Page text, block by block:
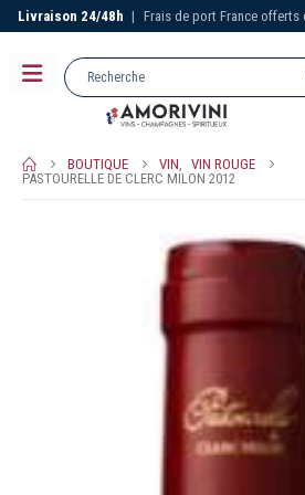
Livraison 24/48h | Frais de port France offerts
BOUTIQUE VIN, VIN ROUGE
PASTOURELLE DE CLERC MILON 2012